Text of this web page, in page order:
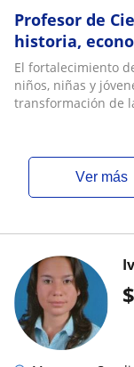
Profesor de
historia,
religión y/o
El fortalecimiento
niños, niñas y
transformación de
ver más
$